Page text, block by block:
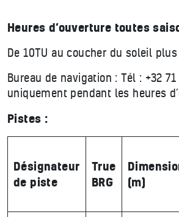
Heures d’ouverture toutes
De 10TU au coucher du soleil
Bureau de navigation : Tél : +32
uniquement pendant les heures
Pistes :
Désignateur
de piste
True
BRG
(m)